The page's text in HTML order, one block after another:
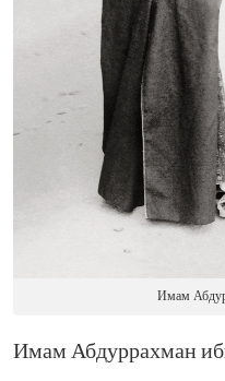
Имам
Имам Абдуррахман